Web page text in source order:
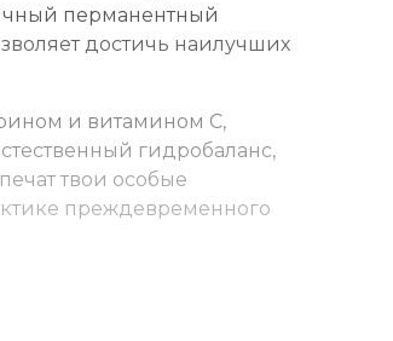
перманентный
достичь наилучших
и витамином С,
гидробаланс,
твои особые
преждевременного